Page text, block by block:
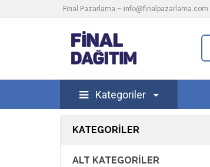
Final Pazarlama ~ info@finalpazarlama.com
Kategoriler
KATEGORILER
ALT KATEGORILER